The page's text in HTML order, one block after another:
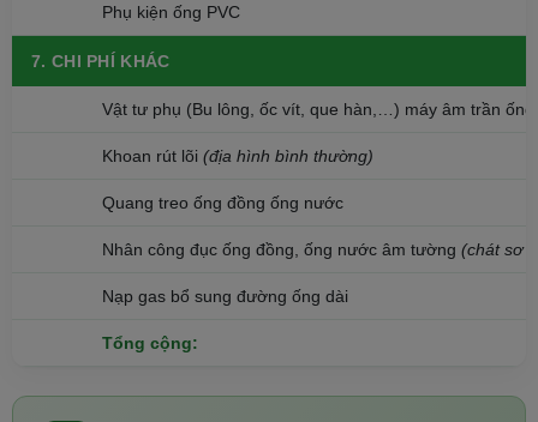
Sản phẩm giá tốt chất lượng ổn định
Cam kết giao hàng trong ngày
Phụ kiện chuẩn hãng
Điều Hòa Âm Trần Cassette Casper 1 Chiều 50.000 BTU (
là một sản phẩm hoàn hảo cho người tiêu dùng trong thời gian sắp tới.
SIÊU TIẾT KIỆM ĐIỆN
Phụ kiện ống PVC
7. CHI PHÍ KHÁC
Vật tư phụ (Bu lông, ốc vít, que hàn,…) máy âm trần ống
Khoan rút lõi (địa hình bình thường)
Quang treo ống đồng ống nước
Nhân công đục ống đồng, ống nước âm tường (chát sơ
Nạp gas bổ sung đường ống dài
Tổng cộng: